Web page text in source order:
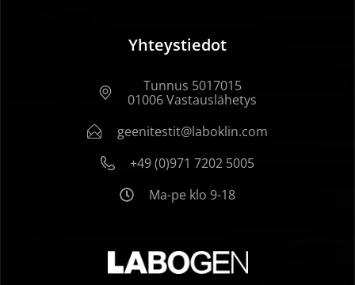
Yhteystiedot
Tunnus 5017015
01006 Vastauslähetys
geenitestit@laboklin.com
+49 (0)971 7202 5005
Ma-pe klo 9-18